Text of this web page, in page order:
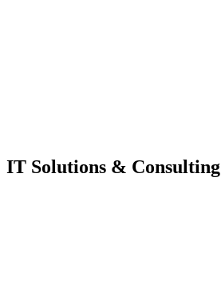
IT Solutions & Consulting